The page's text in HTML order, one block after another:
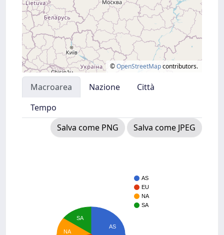
©OpenStreetMapcontributors.
Macroarea Nazione
Città
Tempo
Salva come PNG
Salva come JPEG
AS
EU
NA
SA
AS
SA
NA